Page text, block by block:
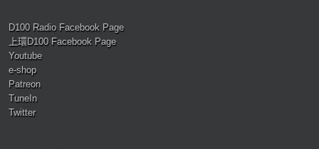
D100 Radio Facebook Page
上環D100 Facebook Page
Youtube
e-shop
Patreon
TuneIn
Twitter